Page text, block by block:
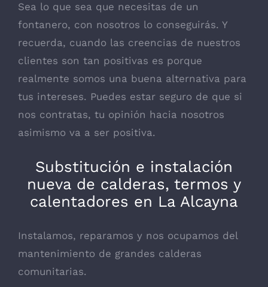
Sea lo que sea que necesitas de un
fontanero, con nosotros lo conseguirás. Y
recuerda, cuando las creencias de nuestros
clientes son tan positivas es porque
realmente somos una buena alternativa para
tus intereses. Puedes estar seguro de que si
nos contratas, tu opinión hacia nosotros
asimismo va a ser positiva.
Substitución e instalación
nueva de calderas, termos y
calentadores en La Alcayna
Instalamos, reparamos y nos ocupamos del
mantenimiento de grandes calderas
comunitarias.